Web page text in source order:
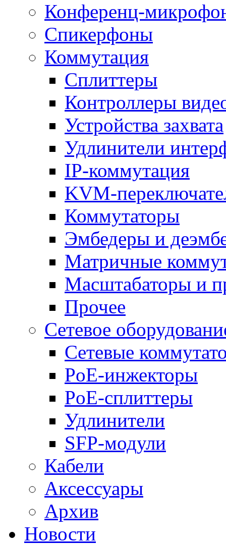
Конференц-
Спикерфоны
Коммутация
Сплиттеры
Контроллеры
Устройства захвата
Удлинители
IP-коммутация
KVM-
Коммутаторы
Эмбедеры и
Матричные
Масштабаторы и
Прочее
Сетевое
Сетевые
PoE-инжекторы
PoE-сплиттеры
Удлинители
SFP-модули
Кабели
Аксессуары
Архив
Новости